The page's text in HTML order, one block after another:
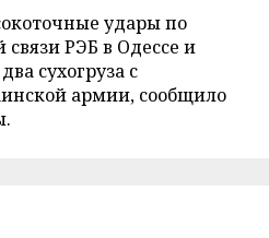
удары по
связи РЭБ в Одессе и
сухогруза с
армии, сообщило